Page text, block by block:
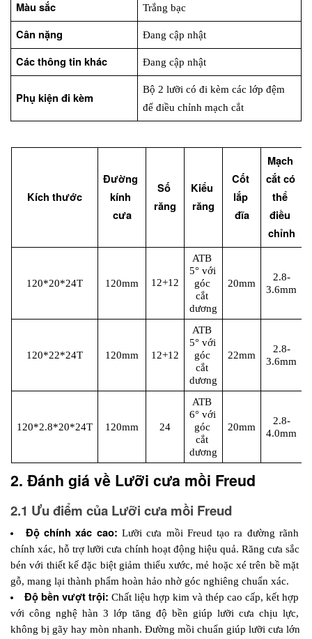
Màu sắc Trắng bạc
Cân nặng Đang cập nhật
Các thông tin khác Đang cập nhật
Phụ kiện đi kèm
Bộ 2 lưỡi có đi kèm các lớp đệm
để điều chỉnh mạch cắt
Kích thước
Đường
kính
cưa
Số
răng
Kiểu
răng
Cốt
lắp
đĩa
Mạch
cắt có
thể
điều
chỉnh
120*20*24T 120mm 12+12
ATB
5° với
góc
cắt
dương
20mm
2.8-
3.6mm
120*22*24T 120mm 12+12
ATB
5° với
góc
cắt
dương
22mm
2.8-
3.6mm
120*2.8*20*24T 120mm 24
ATB
6° với
góc
cắt
dương
20mm
2.8-
4.0mm
2. Đánh giá về Lưỡi cưa mồi Freud
2.1 Ưu điểm của Lưỡi cưa mồi Freud
Độ chính xác cao: Lưỡi cưa mồi Freud tạo ra đường rãnh
chính xác, hỗ trợ lưỡi cưa chính hoạt động hiệu quả. Răng cưa sắc
bén với thiết kế đặc biệt giảm thiểu xước, mẻ hoặc xé trên bề mặt
gỗ, mang lại thành phẩm hoàn hảo nhờ góc nghiêng chuẩn xác.
Độ bền vượt trội: Chất liệu hợp kim và thép cao cấp, kết hợp
với công nghệ hàn 3 lớp tăng độ bền giúp lưỡi cưa chịu lực,
không bị gãy hay mòn nhanh. Đường mồi chuẩn giúp lưỡi cưa lớn